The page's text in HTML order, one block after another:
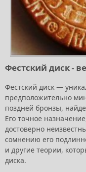
Фестский диск -
Фестский диск —
предположительно
поздней бронзы,
Его точное
достоверно
сомнению его
и другие теории,
диска.